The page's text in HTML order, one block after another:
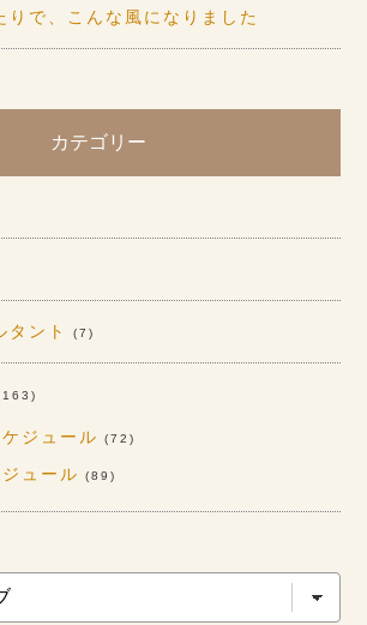
りで、こんな風になりました
カテゴリー
タント (7)
ジュール (72)
ュール (89)